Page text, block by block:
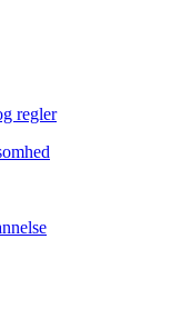
regler